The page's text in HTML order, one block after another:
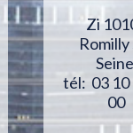
Zi
tél: 03 10
00